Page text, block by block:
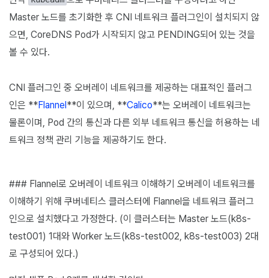
Master 노드를 초기화한 후 CNI 네트워크 플러그인이 설치되지 않
으면, CoreDNS Pod가 시작되지 않고 PENDING되어 있는 것을
볼 수 있다.
CNI 플러그인 중 오버레이 네트워크를 제공하는 대표적인 플러그
인은 **Flannel**이 있으며, **Calico**는 오버레이 네트워크는
물론이며, Pod 간의 통신과 다른 외부 네트워크 통신을 허용하는 네
트워크 정책 관리 기능을 제공하기도 한다.
### Flannel로 오버레이 네트워크 이해하기 오버레이 네트워크를
이해하기 위해 쿠버네티스 클러스터에 Flannel을 네트워크 플러그
인으로 설치했다고 가정한다. (이 클러스터는 Master 노드(k8s-
test001) 1대와 Worker 노드(k8s-test002, k8s-test003) 2대
로 구성되어 있다.)